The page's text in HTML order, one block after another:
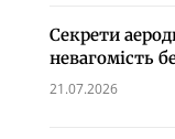
Секрети
невагомість
21.07.2026